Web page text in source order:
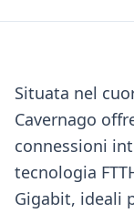
Situata nel
Cavernago
connessioni
tecnologia
Gigabit, ideali